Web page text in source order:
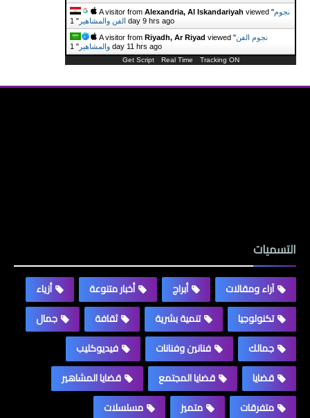
A visitor from Alexandria, Al Iskandariyah viewed "نجوم
الفن والمشاهير "
1 day 9 hrs ago
A visitor from Riyadh, Ar Riyad viewed "نجوم الفن
والمشاهير " 1 day 11 hrs ago
Get Script Real Time Tracking ON
التسميات
آراء ومقالات أبراج أخبار متنوعة
أزياء
تكنولوجيا
تنمية بشرية ثقافة
جمال
جمالك
فنانين وفنانات
فيديوكليب
قضايا
قضايا المجتمع
قضايا المشاهير
متفرقات
متميز
مسلسلات